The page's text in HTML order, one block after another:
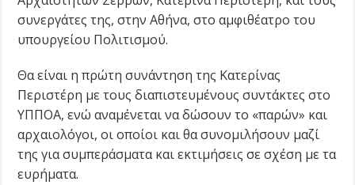
συνεργάτες της, στην Αθήνα, στο αμφιθέατρο του
υπουργείου Πολιτισμού.
Θα είναι η πρώτη συνάντηση της Κατερίνας
Περιστέρη με τους διαπιστευμένους συντάκτες στο
ΥΠΠΟΑ, ενώ αναμένεται να δώσουν το «παρών» και
αρχαιολόγοι, οι οποίοι και θα συνομιλήσουν μαζί
της για συμπεράσματα και εκτιμήσεις σε σχέση με τα
ευρήματα.